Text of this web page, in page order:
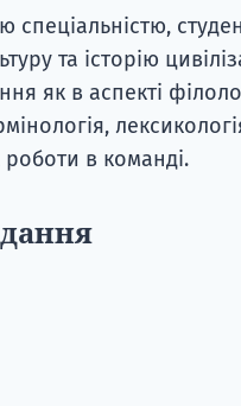
спеціальністю,
та історію
як в аспекті
роботи в команді.